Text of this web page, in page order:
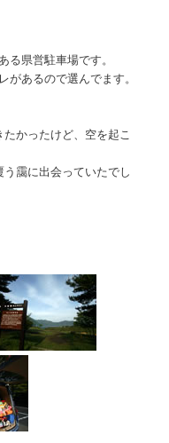
県営駐車場です。
あるので選んでます。
かったけど、空を起こ
靄に出会っていたでし